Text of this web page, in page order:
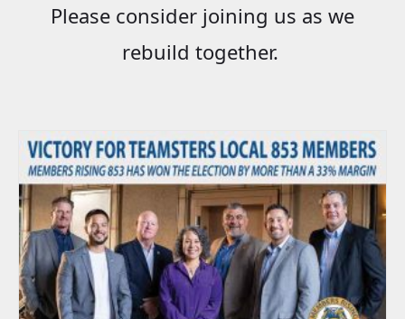
Please consider joining us as we
rebuild together.